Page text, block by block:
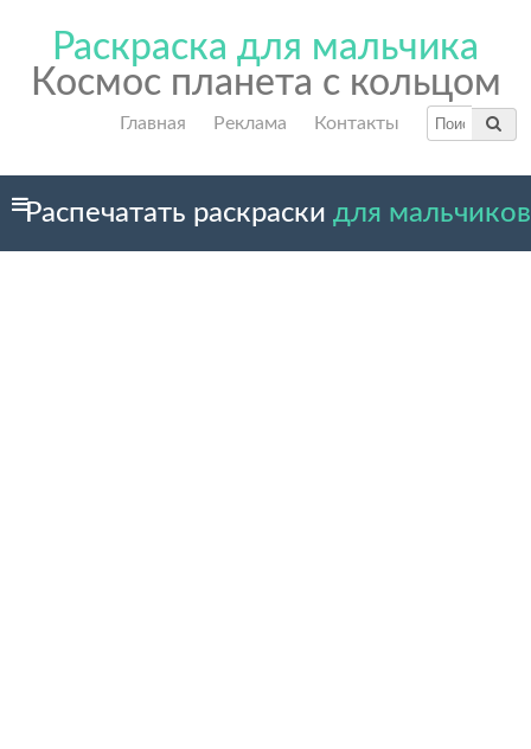
Раскраска для мальчика
Космос планета с кольцом
Главная Реклама Контакты
Распечатать раскраски для мальчиков